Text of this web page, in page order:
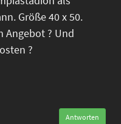
Größe 40 x 50.
Angebot ? Und
?
Antworten